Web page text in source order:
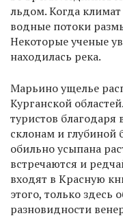
льдом. Когда
водные потоки
Некоторые ученые
находилась река.
Марьино ущелье
Курганской
туристов
склонам и глубиной
обильно усыпана
встречаются и
входят в Красную
этого, только здесь
разновидности